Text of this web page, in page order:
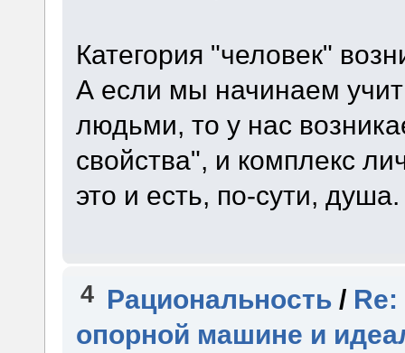
Категория "человек"
А если мы начинаем
людьми, то у нас
свойства", и комплекс
это и есть, по-сути, душа.
4 Рациональность /
опорной машине и